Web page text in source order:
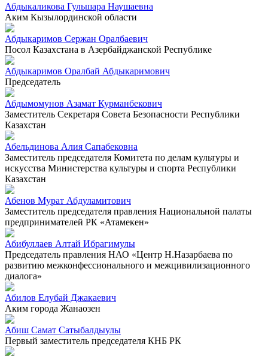
Абдыкаликова Гульшара Наушаевна
Аким Кызылординской области
Абдыкаримов Сержан Оралбаевич
Посол Казахстана в Азербайджанской Республике
Абдыкаримов Оралбай Абдыкаримович
Председатель
Абдымомунов Азамат Курманбекович
Заместитель Секретаря Совета Безопасности Республики
Казахстан
Абельдинова Алия Сапабековна
Заместитель председателя Комитета по делам культуры и
искусства Министерства культуры и спорта Республики
Казахстан
Абенов Мурат Абдуламитович
Заместитель председателя правления Национальной палаты
предпринимателей РК «Атамекен»
Абибуллаев Алтай Ибрагимулы
Председатель правления НАО «Центр Н.Назарбаева по
развитию межконфессионального и межцивилизационного
диалога»
Абилов Елубай Джакаевич
Аким города Жанаозен
Абиш Самат Сатыбалдыулы
Первый заместитель председателя КНБ РК